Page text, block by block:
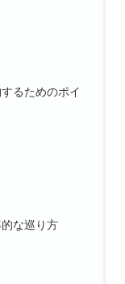
るためのポイ
な巡り方